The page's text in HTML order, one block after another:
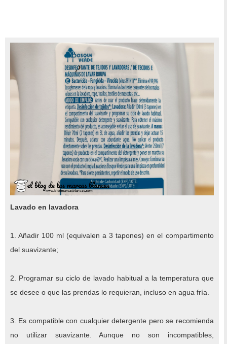
Lavado en lavadora
1. Añadir 100 ml (equivalen a 3 tapones) en el compartimento
del suavizante;
2. Programar su ciclo de lavado habitual a la temperatura que
se desee o que las prendas lo requieran, incluso en agua fría.
3. Es compatible con cualquier detergente pero se recomienda
no utilizar suavizante. Aunque no son incompatibles,